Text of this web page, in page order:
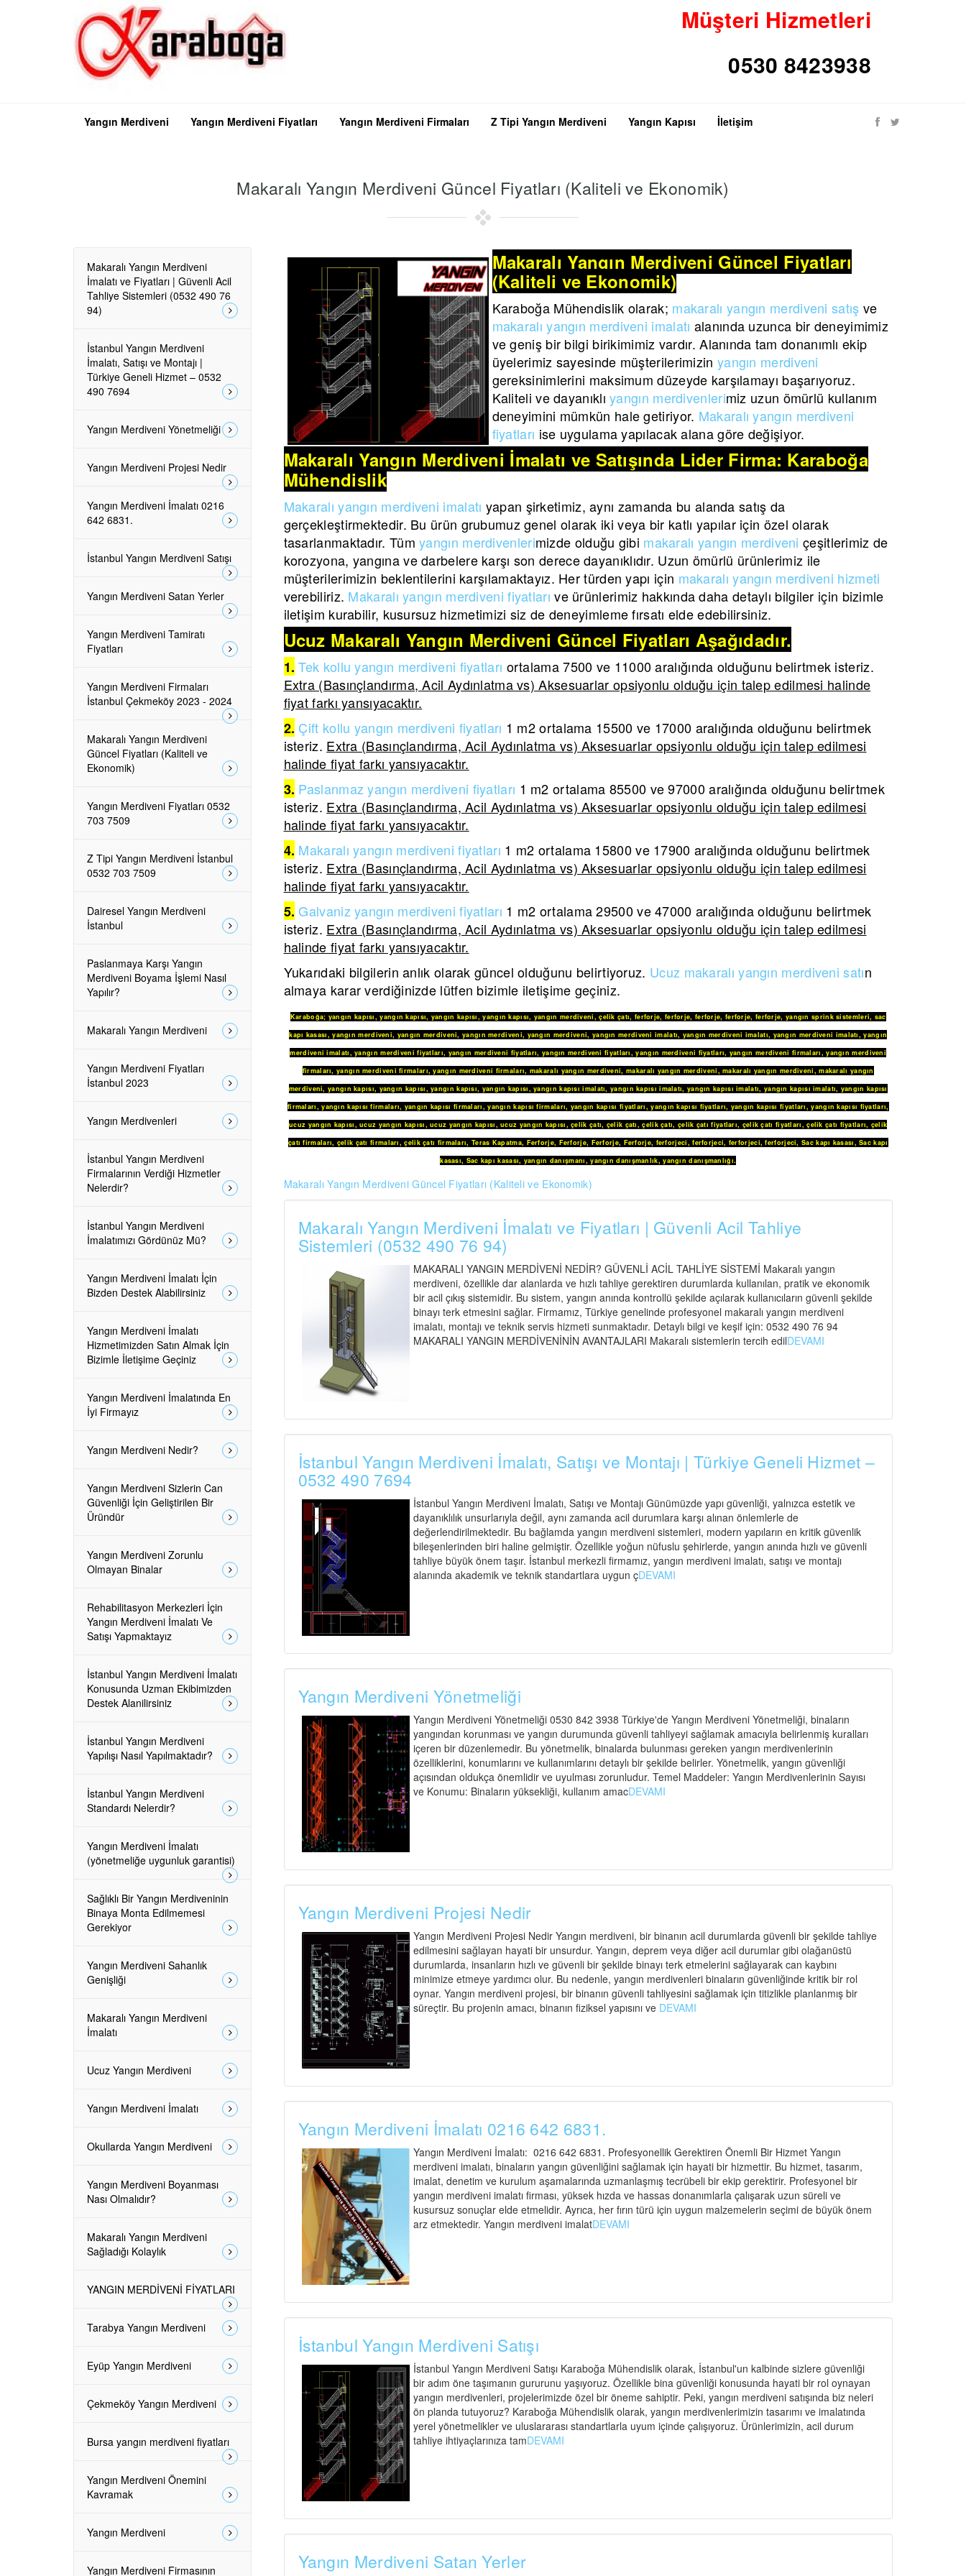
Müşteri Hizmetleri
Yangın Merdiveni Yangın Merdiveni Fiyatları Yangın Merdiveni Firmaları Z Tipi Yangın Merdiveni Yangın Kapısı İletişim
Makaralı Yangın Merdiveni Güncel Fiyatları (Kaliteli ve Ekonomik)
Makaralı Yangın Merdiveni Güncel Fiyatları
(Kaliteli ve Ekonomik)
Karaboğa Mühendislik olarak; makaralı yangın merdiveni satış ve
makaralı yangın merdiveni imalatı alanında uzunca bir deneyimimiz
ve geniş bir bilgi birikimimiz vardır. Alanında tam donanımlı ekip
üyelerimiz sayesinde müşterilerimizin yangın merdiveni
gereksinimlerini maksimum düzeyde karşılamayı başarıyoruz.
Kaliteli ve dayanıklıyangın merdivenlerimiz uzun ömürlü kullanım
deneyimini mümkün hale getiriyor. Makaralı yangın merdiveni
fiyatları ise uygulama yapılacak alana göre değişiyor.
Makaralı Yangın Merdiveni İmalatı ve Satışında Lider Firma: Karaboğa
Mühendislik
Makaralı yangın merdiveni imalatı yapan şirketimiz, aynı zamanda bu alanda satış da
gerçekleştirmektedir. Bu ürün grubumuz genel olarak iki veya bir katlı yapılar için özel olarak
tasarlanmaktadır. Tümyangın merdivenlerimizde olduğu gibi makaralı yangın merdiveni çeşitlerimiz de
korozyona, yangına ve darbelere karşı son derece dayanıklıdır. Uzun ömürlü ürünlerimiz ile
müşterilerimizin beklentilerini karşılamaktayız. Her türden yapı için makaralı yangın merdiveni hizmeti
verebiliriz. Makaralı yangın merdiveni fiyatları ve ürünlerimiz hakkında daha detaylı bilgiler için bizimle
iletişim kurabilir, kusursuz hizmetimizi siz de deneyimleme fırsatı elde edebilirsiniz.
Ucuz Makaralı Yangın Merdiveni Güncel Fiyatları Aşağıdadır.
1. Tek kollu yangın merdiveni fiyatları ortalama 7500 ve 11000 aralığında olduğunu belirtmek isteriz.
Extra (Basınçlandırma, Acil Aydınlatma vs) Aksesuarlar opsiyonlu olduğu için talep edilmesi halinde
fiyat farkı yansıyacaktır.
2. Çift kollu yangın merdiveni fiyatları 1 m2 ortalama 15500 ve 17000 aralığında olduğunu belirtmek
isteriz. Extra (Basınçlandırma, Acil Aydınlatma vs) Aksesuarlar opsiyonlu olduğu için talep edilmesi
halinde fiyat farkı yansıyacaktır.
3. Paslanmaz yangın merdiveni fiyatları 1 m2 ortalama 85500 ve 97000 aralığında olduğunu belirtmek
isteriz. Extra (Basınçlandırma, Acil Aydınlatma vs) Aksesuarlar opsiyonlu olduğu için talep edilmesi
halinde fiyat farkı yansıyacaktır.
4. Makaralı yangın merdivenifiyatları 1 m2 ortalama 15800 ve 17900 aralığında olduğunu belirtmek
isteriz. Extra (Basınçlandırma, Acil Aydınlatma vs) Aksesuarlar opsiyonlu olduğu için talep edilmesi
halinde fiyat farkı yansıyacaktır.
5. Galvaniz yangın merdiveni fiyatları 1 m2 ortalama 29500 ve 47000 aralığında olduğunu belirtmek
isteriz. Extra (Basınçlandırma, Acil Aydınlatma vs) Aksesuarlar opsiyonlu olduğu için talep edilmesi
halinde fiyat farkı yansıyacaktır.
Yukarıdaki bilgilerin anlık olarak güncel olduğunu belirtiyoruz. Ucuz makaralı yangın merdiveni satın
almaya karar verdiğinizde lütfen bizimle iletişime geçiniz.
Karaboğa; yangın kapısı,yangın kapısı, yangın kapısı,yangın kapısı, yangın merdiveni,çelik çatı, ferforje, ferforje, ferforje, ferforje, ferforje, yangın sprink sistemleri, sac
kapı kasası,yangın merdiveni, yangın merdiveni,yangın merdiveni, yangın merdiveni, yangın merdiveni imalatı, yangın merdiveni imalatı, yangın merdiveni imalatı,yangın
merdiveni imalatı,yangın merdiveni fiyatları, yangın merdiveni fiyatları, yangın merdiveni fiyatları,yangın merdiveni fiyatları, yangın merdiveni firmaları,yangın merdiveni
firmaları,yangın merdiveni firmaları,yangın merdiveni firmaları, makaralı yangın merdiveni,makaralı yangın merdiveni,makaralı yangın merdiveni,makaralı yangın
merdiveni,yangın kapısı, yangın kapısı,yangın kapısı, yangın kapısı,yangın kapısı imalatı,yangın kapısı imalatı, yangın kapısı imalatı, yangın kapısı imalatı, yangın kapısı
firmaları,yangın kapısı firmaları, yangın kapısı firmaları,yangın kapısı firmaları, yangın kapısı fiyatları,yangın kapısı fiyatları, yangın kapısı fiyatları,yangın kapısı fiyatları,
ucuz yangın kapısı,ucuz yangın kapısı,ucuz yangın kapısı,ucuz yangın kapısı,çelik çatı, çelik çatı,çelik çatı, çelik çatı fiyatları, çelik çatı fiyatları,çelik çatı fiyatları, çelik
çatı firmaları, çelik çatı firmaları,çelik çatı firmaları,Teras Kapatma, Ferforje, Ferforje, Ferforje, Ferforje, ferforjeci,ferforjeci, ferforjeci,ferforjeci,Sac kapı kasası,Sac kapı
kasası, Sac kapı kasası, yangın danışmanı,yangın danışmanlık,yangın danışmanlığı.
Makaralı Yangın Merdiveni Güncel Fiyatları (Kaliteli ve Ekonomik)
Makaralı Yangın Merdiveni İmalatı ve Fiyatları | Güvenli Acil Tahliye
Sistemleri (0532 490 76 94)
MAKARALI YANGIN MERDİVENİ NEDİR? GÜVENLİ ACİL TAHLİYE SİSTEMİ Makaralı yangın
merdiveni, özellikle dar alanlarda ve hızlı tahliye gerektiren durumlarda kullanılan, pratik ve ekonomik
bir acil çıkış sistemidir. Bu sistem, yangın anında kontrollü şekilde açılarak kullanıcıların güvenli şekilde
binayı terk etmesini sağlar. Firmamız, Türkiye genelinde profesyonel makaralı yangın merdiveni
imalatı, montajı ve teknik servis hizmeti sunmaktadır. Detaylı bilgi ve keşif için: 0532 490 76 94
MAKARALI YANGIN MERDİVENİNİN AVANTAJLARI Makaralı sistemlerin tercih edilDEVAMI
İstanbul Yangın Merdiveni İmalatı, Satışı ve Montajı | Türkiye Geneli Hizmet –
0532 490 7694
İstanbul Yangın Merdiveni İmalatı, Satışı ve Montajı Günümüzde yapı güvenliği, yalnızca estetik ve
dayanıklılık unsurlarıyla değil, aynı zamanda acil durumlara karşı alınan önlemlerle de
değerlendirilmektedir. Bu bağlamda yangın merdiveni sistemleri, modern yapıların en kritik güvenlik
bileşenlerinden biri haline gelmiştir. Özellikle yoğun nüfuslu şehirlerde, yangın anında hızlı ve güvenli
tahliye büyük önem taşır. İstanbul merkezli firmamız, yangın merdiveni imalatı, satışı ve montajı
alanında akademik ve teknik standartlara uygun çDEVAMI
Yangın Merdiveni Yönetmeliği
Yangın Merdiveni Yönetmeliği 0530 842 3938 Türkiye'de Yangın Merdiveni Yönetmeliği, binaların
yangından korunması ve yangın durumunda güvenli tahliyeyi sağlamak amacıyla belirlenmiş kuralları
içeren bir düzenlemedir. Bu yönetmelik, binalarda bulunması gereken yangın merdivenlerinin
özelliklerini, konumlarını ve kullanımlarını detaylı bir şekilde belirler. Yönetmelik, yangın güvenliği
açısından oldukça önemlidir ve uyulması zorunludur. Temel Maddeler: Yangın Merdivenlerinin Sayısı
ve Konumu: Binaların yüksekliği, kullanım amacDEVAMI
Yangın Merdiveni Projesi Nedir
Yangın Merdiveni Projesi Nedir Yangın merdiveni, bir binanın acil durumlarda güvenli bir şekilde tahliye
edilmesini sağlayan hayati bir unsurdur. Yangın, deprem veya diğer acil durumlar gibi olağanüstü
durumlarda, insanların hızlı ve güvenli bir şekilde binayı terk etmelerini sağlayarak can kaybını
minimize etmeye yardımcı olur. Bu nedenle, yangın merdivenleri binaların güvenliğinde kritik bir rol
oynar. Yangın merdiveni projesi, bir binanın güvenli tahliyesini sağlamak için titizlikle planlanmış bir
süreçtir. Bu projenin amacı, binanın fiziksel yapısını ve DEVAMI
Yangın Merdiveni İmalatı 0216 642 6831.
Yangın Merdiveni İmalatı: 0216 642 6831. Profesyonellik Gerektiren Önemli Bir Hizmet Yangın
merdiveni imalatı, binaların yangın güvenliğini sağlamak için hayati bir hizmettir. Bu hizmet, tasarım,
imalat, denetim ve kurulum aşamalarında uzmanlaşmış tecrübeli bir ekip gerektirir. Profesyonel bir
yangın merdiveni imalatı firması, yüksek hızda ve hassas donanımlarla çalışarak uzun süreli ve
kusursuz sonuçlar elde etmelidir. Ayrıca, her fırın türü için uygun malzemelerin seçimi de büyük önem
arz etmektedir. Yangın merdiveni imalatDEVAMI
İstanbul Yangın Merdiveni Satışı
İstanbul Yangın Merdiveni Satışı Karaboğa Mühendislik olarak, İstanbul'un kalbinde sizlere güvenliği
bir adım öne taşımanın gururunu yaşıyoruz. Özellikle bina güvenliği konusunda hayati bir rol oynayan
yangın merdivenleri, projelerimizde özel bir öneme sahiptir. Peki, yangın merdiveni satışında biz neleri
ön planda tutuyoruz? Karaboğa Mühendislik olarak, yangın merdivenlerimizin tasarımı ve imalatında
yerel yönetmelikler ve uluslararası standartlarla uyum içinde çalışıyoruz. Ürünlerimizin, acil durum
tahliye ihtiyaçlarınıza tamDEVAMI
Yangın Merdiveni Satan Yerler
Makaralı Yangın Merdiveni
İmalatı ve Fiyatları | Güvenli Acil
Tahliye Sistemleri (0532 490 76
94)
İstanbul Yangın Merdiveni
İmalatı, Satışı ve Montajı |
Türkiye Geneli Hizmet – 0532
490 7694
Yangın Merdiveni Yönetmeliği
Yangın Merdiveni Projesi Nedir
Yangın Merdiveni İmalatı 0216
642 6831.
İstanbul Yangın Merdiveni Satışı
Yangın Merdiveni Satan Yerler
Yangın Merdiveni Tamiratı
Fiyatları
Yangın Merdiveni Firmaları
İstanbul Çekmeköy 2023 - 2024
Makaralı Yangın Merdiveni
Güncel Fiyatları (Kaliteli ve
Ekonomik)
Yangın Merdiveni Fiyatları 0532
703 7509
Z Tipi Yangın Merdiveni İstanbul
0532 703 7509
Dairesel Yangın Merdiveni
İstanbul
Paslanmaya Karşı Yangın
Merdiveni Boyama İşlemi Nasıl
Yapılır?
Makaralı Yangın Merdiveni
Yangın Merdiveni Fiyatları
İstanbul 2023
Yangın Merdivenleri
İstanbul Yangın Merdiveni
Firmalarının Verdiği Hizmetler
Nelerdir?
İstanbul Yangın Merdiveni
İmalatımızı Gördünüz Mü?
Yangın Merdiveni İmalatı İçin
Bizden Destek Alabilirsiniz
Yangın Merdiveni İmalatı
Hizmetimizden Satın Almak İçin
Bizimle İletişime Geçiniz
Yangın Merdiveni İmalatında En
İyi Firmayız
Yangın Merdiveni Nedir?
Yangın Merdiveni Sizlerin Can
Güvenliği İçin Geliştirilen Bir
Üründür
Yangın Merdiveni Zorunlu
Olmayan Binalar
Rehabilitasyon Merkezleri İçin
Yangın Merdiveni İmalatı Ve
Satışı Yapmaktayız
İstanbul Yangın Merdiveni İmalatı
Konusunda Uzman Ekibimizden
Destek Alanilirsiniz
İstanbul Yangın Merdiveni
Yapılışı Nasıl Yapılmaktadır?
İstanbul Yangın Merdiveni
Standardı Nelerdir?
Yangın Merdiveni İmalatı
(yönetmeliğe uygunluk garantisi)
Sağlıklı Bir Yangın Merdiveninin
Binaya Monta Edilmemesi
Gerekiyor
Yangın Merdiveni Sahanlık
Genişliği
Makaralı Yangın Merdiveni
İmalatı
Ucuz Yangın Merdiveni
Yangın Merdiveni İmalatı
Okullarda Yangın Merdiveni
Yangın Merdiveni Boyanması
Nası Olmalıdır?
Makaralı Yangın Merdiveni
Sağladığı Kolaylık
YANGIN MERDİVENİ FİYATLARI
Tarabya Yangın Merdiveni
Eyüp Yangın Merdiveni
Çekmeköy Yangın Merdiveni
Bursa yangın merdiveni fiyatları
Yangın Merdiveni Önemini
Kavramak
Yangın Merdiveni
Yangın Merdiveni Firmasının